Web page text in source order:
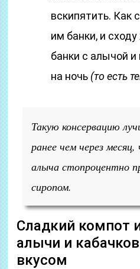
вскипятить. Как
им банки, и
банки с алычой
на ночь (то есть
Такую консервацию
ранее чем через
алыча стопроцентно
сиропом.
Сладкий компот
алычи и
вкусом